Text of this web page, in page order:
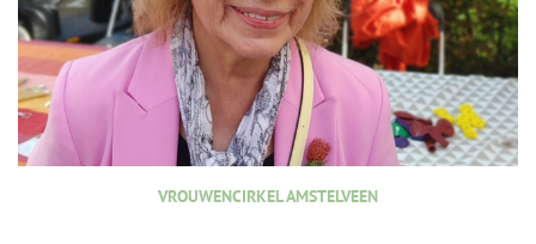
VROUWENCIRKEL AMSTELVEEN